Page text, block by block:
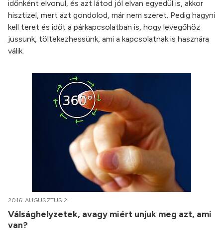
időnként elvonul, és azt látod jól elvan egyedül is, akkor
hisztizel, mert azt gondolod, már nem szeret. Pedig hagyni
kell teret és időt a párkapcsolatban is, hogy levegőhöz
jussunk, töltekezhessünk, ami a kapcsolatnak is hasznára
válik.
2016. AUGUSZTUS 2.
Válsághelyzetek, avagy miért unjuk meg azt, ami
van?